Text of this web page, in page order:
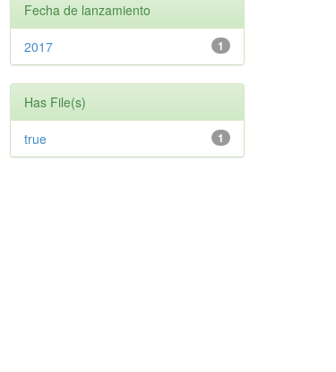
Fecha de lanzamiento
1
2017
Has File(s)
1
true